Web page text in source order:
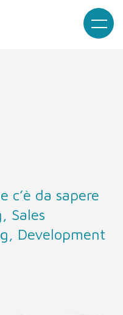
c’è da sapere
Sales
Development